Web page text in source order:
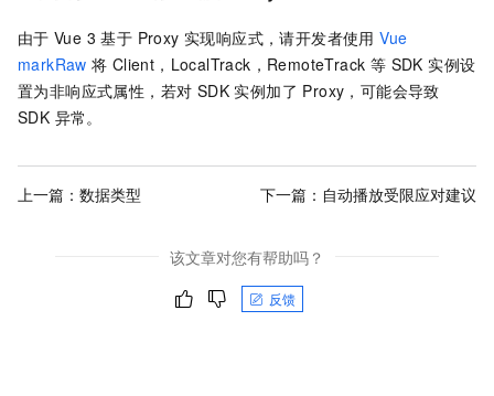
由于 Vue 3 基于 Proxy 实现响应式，请开发者使用Vue
markRaw 将 Client，LocalTrack，RemoteTrack 等 SDK 实例设
置为非响应式属性，若对 SDK 实例加了 Proxy，可能会导致
SDK 异常。
上一篇： 数据类型 下一篇： 自动播放受限应对建议
该文章对您有帮助吗？
反馈